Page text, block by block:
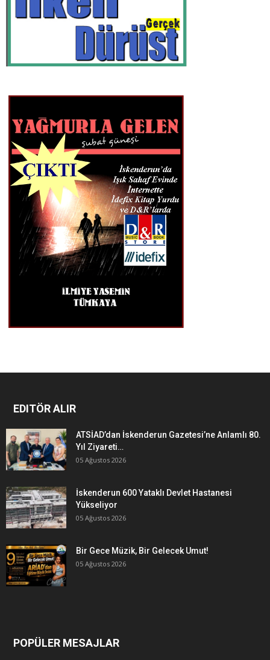
EDITÖR ALIR
ATSİAD’dan İskenderun Gazetesi’ne Anlamlı 80.
Yıl Ziyareti…
05 Ağustos 2026
İskenderun 600 Yataklı Devlet Hastanesi
Yükseliyor
05 Ağustos 2026
Bir Gece Müzik, Bir Gelecek Umut!
05 Ağustos 2026
POPÜLER MESAJLAR